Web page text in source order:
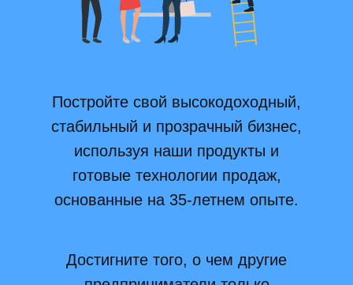
Постройте свой высокодоходный,
стабильный и прозрачный бизнес,
используя наши продукты и
готовые технологии продаж,
основанные на 35-летнем опыте.
Достигните того, о чем другие